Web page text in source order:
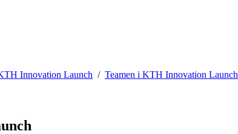
Innovation Launch Teamen i KTH Innovation Launch